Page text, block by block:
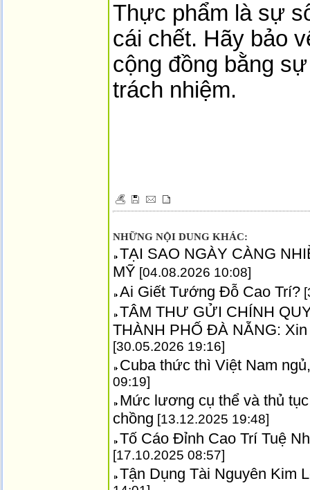
Thực phẩm là sự
cái chết. Hãy bảo
cộng đồng bằng
trách nhiệm.
NHỮNG NỘI DUNG KHÁC:
TẠI SAO NGÀY CÀNG
MỸ [04.08.2026 10:08]
Ai Giết Tướng Đỗ Cao Trí?
TÂM THƯ GỬI CHÍNH
THÀNH PHỐ ĐÀ NẴNG:
[30.05.2026 19:16]
Cuba thức thì Việt Nam
09:19]
Mức lương cụ thể và thủ
chồng [13.12.2025 19:48]
Tố Cáo Đỉnh Cao Trí Tuệ
[17.10.2025 08:57]
Tận Dụng Tài Nguyên Kim